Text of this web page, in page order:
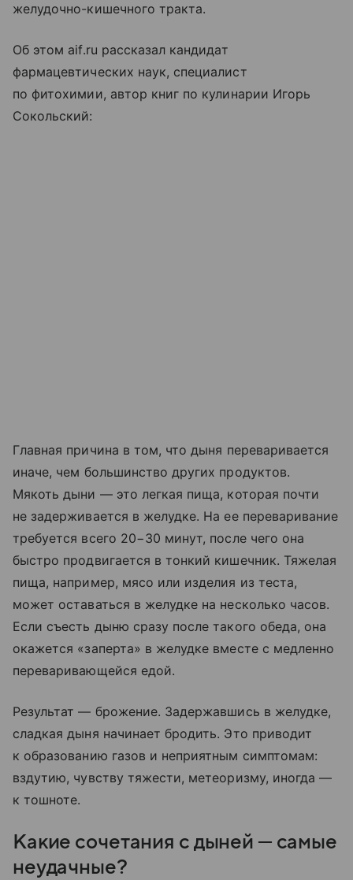
желудочно-кишечного тракта.
Об этом aif.ru рассказал кандидат
фармацевтических наук, специалист
по фитохимии, автор книг по кулинарии Игорь
Сокольский:
Главная причина в том, что дыня переваривается
иначе, чем большинство других продуктов.
Мякоть дыни — это легкая пища, которая почти
не задерживается в желудке. На ее переваривание
требуется всего 20−30 минут, после чего она
быстро продвигается в тонкий кишечник. Тяжелая
пища, например, мясо или изделия из теста,
может оставаться в желудке на несколько часов.
Если съесть дыню сразу после такого обеда, она
окажется «заперта» в желудке вместе с медленно
переваривающейся едой.
Результат — брожение. Задержавшись в желудке,
сладкая дыня начинает бродить. Это приводит
к образованию газов и неприятным симптомам:
вздутию, чувству тяжести, метеоризму, иногда —
к тошноте.
Какие сочетания с дыней — самые
неудачные?